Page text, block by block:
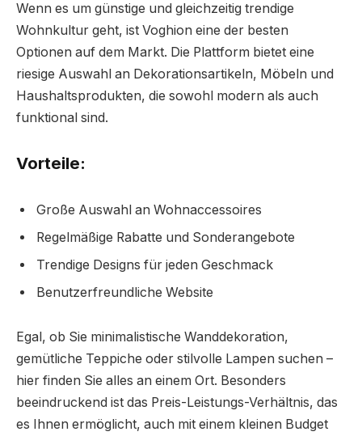
Wenn es um günstige und gleichzeitig trendige
Wohnkultur geht, ist Voghion eine der besten
Optionen auf dem Markt. Die Plattform bietet eine
riesige Auswahl an Dekorationsartikeln, Möbeln und
Haushaltsprodukten, die sowohl modern als auch
funktional sind.
Vorteile:
Große Auswahl an Wohnaccessoires
Regelmäßige Rabatte und Sonderangebote
Trendige Designs für jeden Geschmack
Benutzerfreundliche Website
Egal, ob Sie minimalistische Wanddekoration,
gemütliche Teppiche oder stilvolle Lampen suchen –
hier finden Sie alles an einem Ort. Besonders
beeindruckend ist das Preis-Leistungs-Verhältnis, das
es Ihnen ermöglicht, auch mit einem kleinen Budget